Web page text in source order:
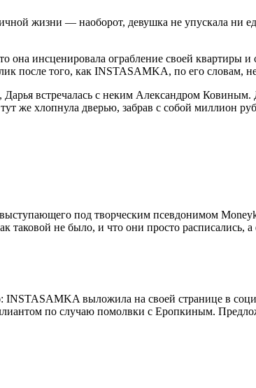
жизни — наоборот, девушка не упускала ни
инсценировала ограбление своей квартиры и
после того, как INSTASAMKA, по его словам,
встречалась с неким Александром
же хлопнула дверью, забрав с собой миллион
под творческим псевдонимом
не было, и что они просто расписались, а
INSTASAMKA выложила на своей странице в
по случаю помолвки с Еропкиным.